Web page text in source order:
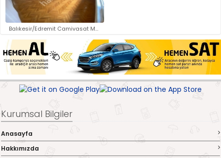
Balıkesir/Edremit Camivasat Ma..
Kurumsal Bilgiler
Anasayfa
Hakkımızda